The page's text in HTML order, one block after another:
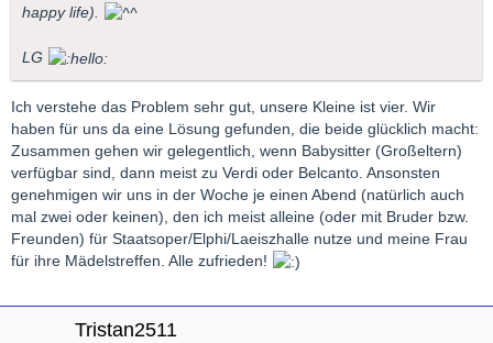
happy life).
LG
Ich verstehe das Problem sehr gut, unsere Kleine ist vier. Wir
haben für uns da eine Lösung gefunden, die beide glücklich macht:
Zusammen gehen wir gelegentlich, wenn Babysitter (Großeltern)
verfügbar sind, dann meist zu Verdi oder Belcanto. Ansonsten
genehmigen wir uns in der Woche je einen Abend (natürlich auch
mal zwei oder keinen), den ich meist alleine (oder mit Bruder bzw.
Freunden) für Staatsoper/Elphi/Laeiszhalle nutze und meine Frau
für ihre Mädelstreffen. Alle zufrieden!
Tristan2511